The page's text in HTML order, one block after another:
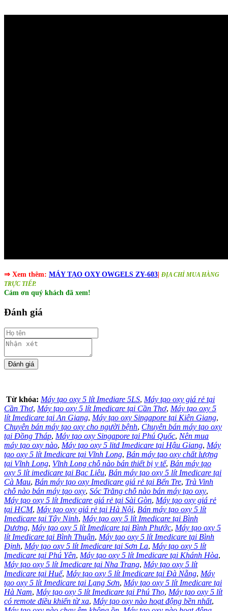
⇒ Xem thêm: MÁY TẠO OXY OWGELS ZY-603​ ĐỊA CHỈ MUA HÀNG
TRỰC TIẾP.
Cám ơn quý khách đã xem!
Đánh giá
Từ khóa: Máy tạo oxy 5 lít Imediare 5LS, Máy tạo oxy giá rẻ tại
Cần Thơ, Máy tạo oxy 5 lít Imedicare tại Cần Thơ, Máy tạo oxy 5
lít Imedicare tại An Giang, Máy tạo oxy Singapore tại Kiên Giang,
Chuyên bán máy tạo oxy cho người bệnh, Chuyên bán máy tạo oxy
tại Đồng Tháp, Máy tạo oxy Singapore tại Phú Quốc, Nên mua
máy tạo oxy nào, Máy tạo oxy 5 litd Imedicare tại Hậu Giang, Máy
tạo oxy 5 lít Imedicare tại Vĩnh Long, Bán máy tạo oxy chất lượng
tại Vĩnh Long, Vĩnh Long chỗ nào bán thiết bị y tế, Bán máy tạo
oxy 5 lít imedicare tại Bạc Liêu, Bán máy tạo oxy 5 lít Imedicare tại
Cà Mau, Bán máy tạo oxy Imedicare giá rẻ tại Bến Tre, Trà Vinh
chỗ nào bán máy tạo oxy, Sóc Trăng chỗ nào bán máy tạo oxy,
Máy tạo oxy 5 lít Imedicare giá rẻ tại Sài Gòn, Máy tạo oxy giá rẻ
tại HCM, Máy tạo oxy giá rẻ tại Hà Nội, Bán máy tạo oxy 5 lít
Imedicare tại Tây Ninh, Máy tạo oxy 5 lít Imedicare tại Bình
Dương, Máy tạo oxy 5 lít Imedicare tại Bình Phước, Máy tạo oxy 5
lít Imedicare tại Bình Thuận, Máy tạo oxy 5 lít Imedicare tại Bình
Định, Máy tạo oxy 5 lít Imedicare tại Sơn La, Máy tạo oxy 5 lít
Imedicare tại Phú Yên, Máy tạo oxy 5 lít Imedicare tại Khánh Hòa,
Máy tạo oxy 5 lít Imedicare tại Nha Trang, Máy tạo oxy 5 lít
Imedicare tại Huế, Máy tạo oxy 5 lít Imedicare tại Đà Nẵng, Máy
tạo oxy 5 lít Imedicare tại Lạng Sơn, Máy tạo oxy 5 lít Imedicare tại
Hà Nam, Máy tạo oxy 5 lít Imedicare tại Phú Thọ, Máy tạo oxy 5 lít
có remote điều khiển từ xa, Máy tạo oxy nào hoạt động bền nhất,